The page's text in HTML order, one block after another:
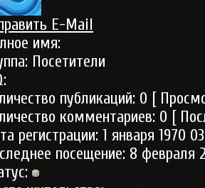
E-Mail
имя:
Посетители
публикаций: 0 [
комментариев: 0 [
регистрации: 1 января 1970
посещение: 8 февраля